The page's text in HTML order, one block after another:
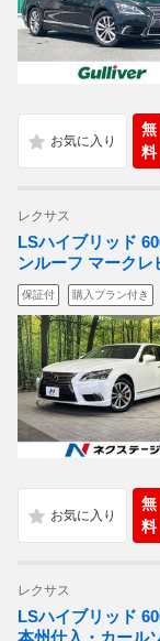
無
料
レクサス
LSハイブリッド
ンルーフ マークレ
保証付 購入プラン付き
無
料
レクサス
LSハイブリッド